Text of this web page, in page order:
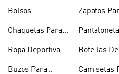
Bolsos
Chaquetas Para
Ropa Deportiva
Buzos Para
Zapatos
Botellas
Camisetas